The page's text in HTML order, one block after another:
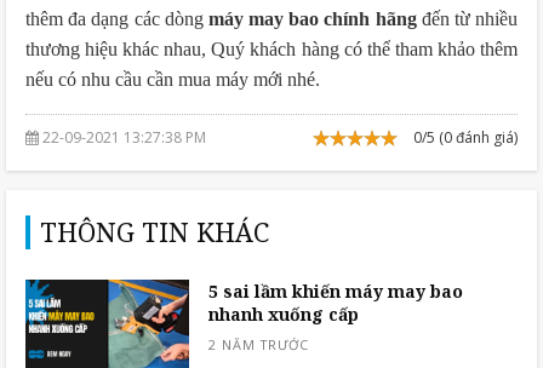
thêm đa dạng các dòng máy may bao chính hãngđến từ nhiều
thương hiệu khác nhau, Quý khách hàng có thể tham khảo thêm
nếu có nhu cầu cần mua máy mới nhé.
22-09-2021 13:27:38 PM 0/5 (0 đánh giá)
THÔNG TIN KHÁC
5 sai lầm khiến máy may bao
nhanh xuống cấp